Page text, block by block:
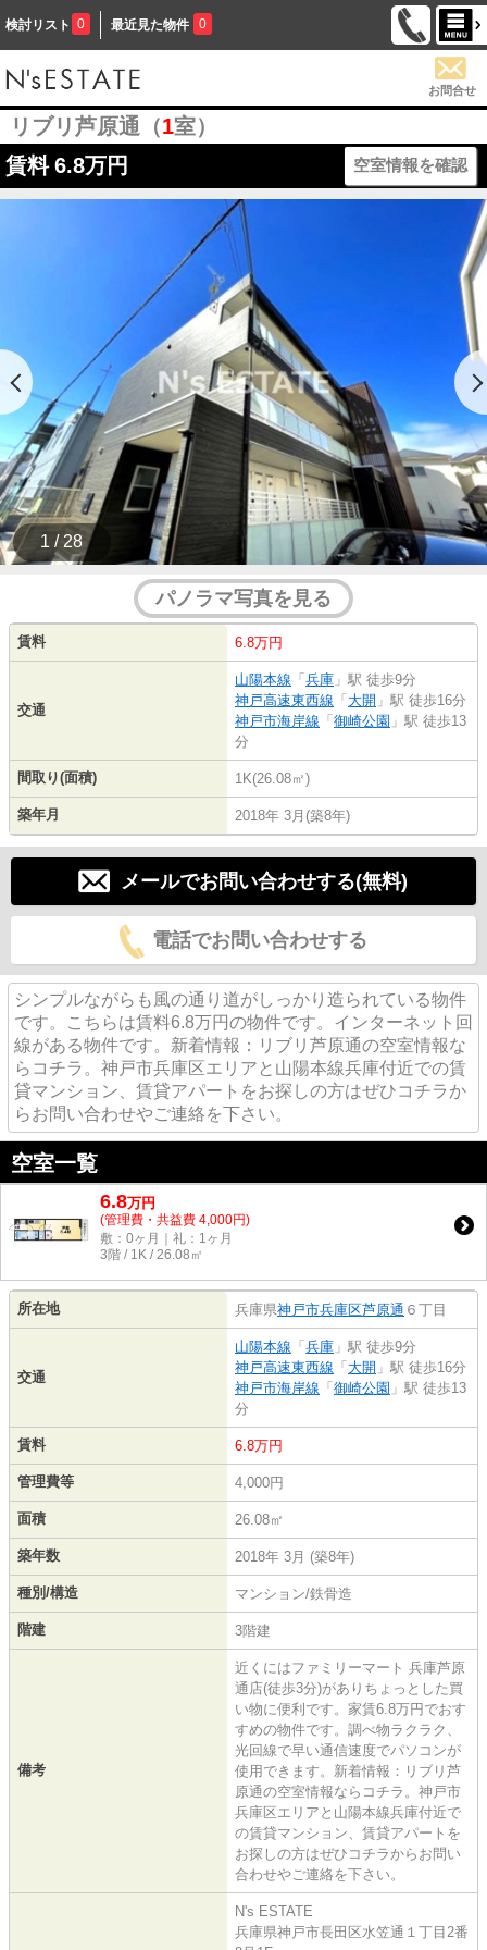
検討リスト 0 最近見た物件 0
お問合せ
リブリ芦原通（1室）
賃料 6.8万円 空室情報を確認
1 / 28
パノラマ写真を見る
賃料 6.8万円
交通
山陽本線 「 兵庫 」駅 徒歩9分
神戸高速東西線 「 大開 」駅 徒歩16分
神戸市海岸線 「 御崎公園 」駅 徒歩13
分
間取り(面積) 1K(26.08㎡)
築年月 2018年 3月(築8年)
メールでお問い合わせする(無料)
電話でお問い合わせする
シンプルながらも風の通り道がしっかり造られている物件
です。こちらは賃料6.8万円の物件です。インターネット回
線がある物件です。新着情報：リブリ芦原通の空室情報な
らコチラ。神戸市兵庫区エリアと山陽本線兵庫付近での賃
貸マンション、賃貸アパートをお探しの方はぜひコチラか
らお問い合わせやご連絡を下さい。
空室一覧
6.8万円
(管理費・共益費 4,000円)
敷：0ヶ月｜礼：1ヶ月
3階 / 1K / 26.08㎡
所在地 兵庫県神戸市兵庫区芦原通 ６丁目
交通
山陽本線 「 兵庫 」駅 徒歩9分
神戸高速東西線 「 大開 」駅 徒歩16分
神戸市海岸線 「 御崎公園 」駅 徒歩13
分
賃料 6.8万円
管理費等 4,000円
面積 26.08㎡
築年数 2018年 3月 (築8年)
種別/構造 マンション/鉄骨造
階建 3階建
備考
近くにはファミリーマート 兵庫芦原
通店(徒歩3分)がありちょっとした買
い物に便利です。家賃6.8万円でおす
すめの物件です。調べ物ラクラク、
光回線で早い通信速度でパソコンが
使用できます。新着情報：リブリ芦
原通の空室情報ならコチラ。神戸市
兵庫区エリアと山陽本線兵庫付近で
の賃貸マンション、賃貸アパートを
お探しの方はぜひコチラからお問い
合わせやご連絡を下さい。
N's ESTATE
兵庫県神戸市長田区水笠通１丁目2番